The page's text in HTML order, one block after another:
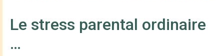
Le stress parental ordinaire
…